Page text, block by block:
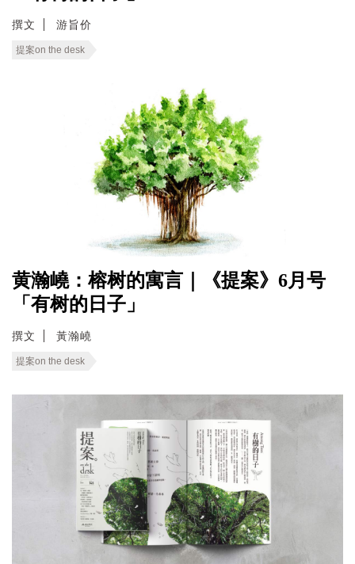
撰文 游旨价
提案on the desk
黄瀚嶢：榕树的寓言｜《提案》6月号
「有树的日子」
撰文 黃瀚嶢
提案on the desk